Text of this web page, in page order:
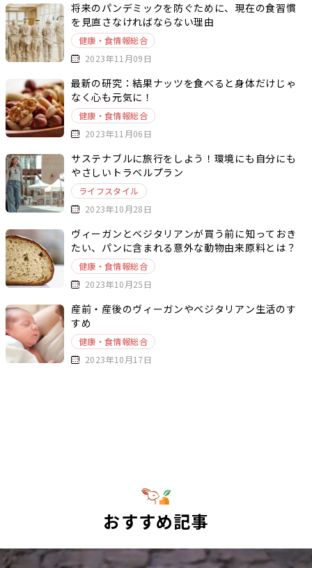
将来のパンデミックを防ぐために、現在の食習慣
を見直さなければならない理由
健康・食情報総合
2023年11月09日
最新の研究：結果ナッツを食べると身体だけじゃ
なく心も元気に！
健康・食情報総合
2023年11月06日
サステナブルに旅行をしよう！環境にも自分にも
やさしいトラベルプラン
ライフスタイル
2023年10月28日
ヴィーガンとベジタリアンが買う前に知っておき
たい、パンに含まれる意外な動物由来原料とは？
健康・食情報総合
2023年10月25日
産前・産後のヴィーガンやベジタリアン生活のす
すめ
健康・食情報総合
2023年10月17日
おすすめ記事